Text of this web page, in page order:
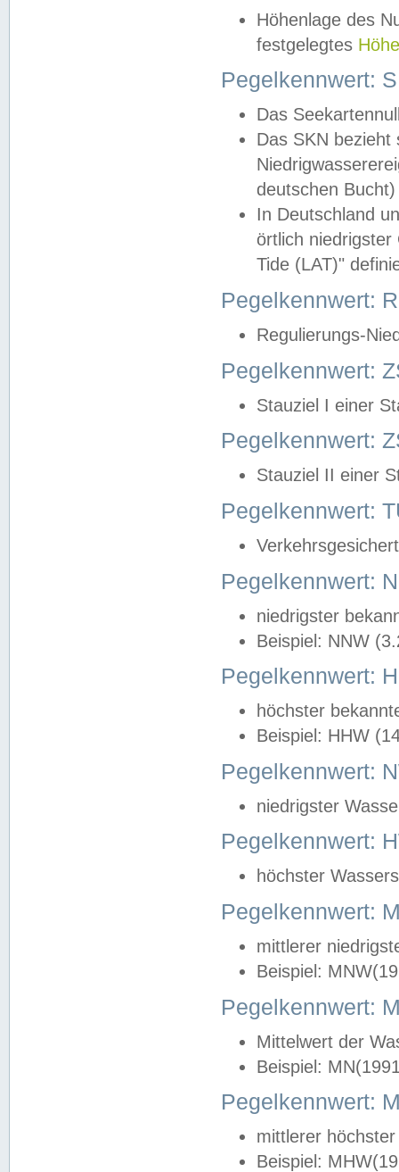
Höhenlage des
festgelegtes
Pegelkennwert:
Das
Das SKN
deutschen
In Deutschland
örtlich
Tide (LAT)"
Pegelkennwert:
Regulierungs-
Pegelkennwert:
Stauziel I einer
Pegelkennwert:
Stauziel II einer
Pegelkennwert:
Pegelkennwert:
niedrigster
Beispiel: NNW
Pegelkennwert:
höchster
Beispiel: HHW
Pegelkennwert:
niedrigster
Pegelkennwert:
höchster
Pegelkennwert:
mittlerer
Beispiel:
Pegelkennwert:
Mittelwert der
Beispiel:
Pegelkennwert:
mittlerer
Beispiel: